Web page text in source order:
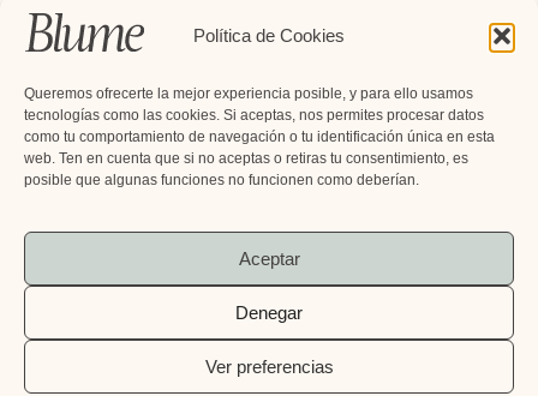
Política de Cookies
Queremos ofrecerte la mejor experiencia posible, y para ello usamos
tecnologías como las cookies. Si aceptas, nos permites procesar datos
como tu comportamiento de navegación o tu identificación única en esta
web. Ten en cuenta que si no aceptas o retiras tu consentimiento, es
posible que algunas funciones no funcionen como deberían.
Aceptar
Denegar
Ver preferencias